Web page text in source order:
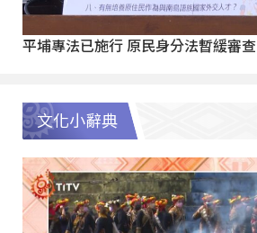
平埔專法已施行 原民身分法暫緩審查
文化小辭典